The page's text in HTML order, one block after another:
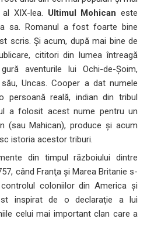
XIX-lea. Ultimul Mohican este
sa. Romanul a fost foarte bine
scris. Şi acum, după mai bine de
cititori din lumea întreagă
aventurile lui Ochi-de-Şoim,
Uncas. Cooper a dat numele
persoană reală, indian din tribul
a folosit acest nume pentru un
(sau Mahican), produce şi acum
istoria acestor triburi.
din timpul războiului dintre
când Franţa şi Marea Britanie s-
coloniilor din America şi
inspirat de o declaraţie a lui
celui mai important clan care a